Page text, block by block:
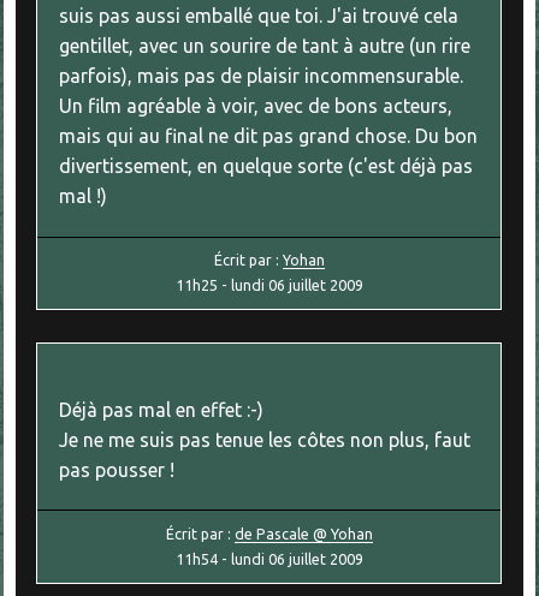
suis pas aussi emballé que toi. J'ai trouvé cela
gentillet, avec un sourire de tant à autre (un rire
parfois), mais pas de plaisir incommensurable.
Un film agréable à voir, avec de bons acteurs,
mais qui au final ne dit pas grand chose. Du bon
divertissement, en quelque sorte (c'est déjà pas
mal !)
Écrit par : Yohan
11h25 - lundi 06 juillet 2009
Déjà pas mal en effet :-)
Je ne me suis pas tenue les côtes non plus, faut
pas pousser !
Écrit par : de Pascale @ Yohan
11h54- lundi 06 juillet 2009